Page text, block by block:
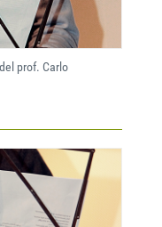
prof. Carlo